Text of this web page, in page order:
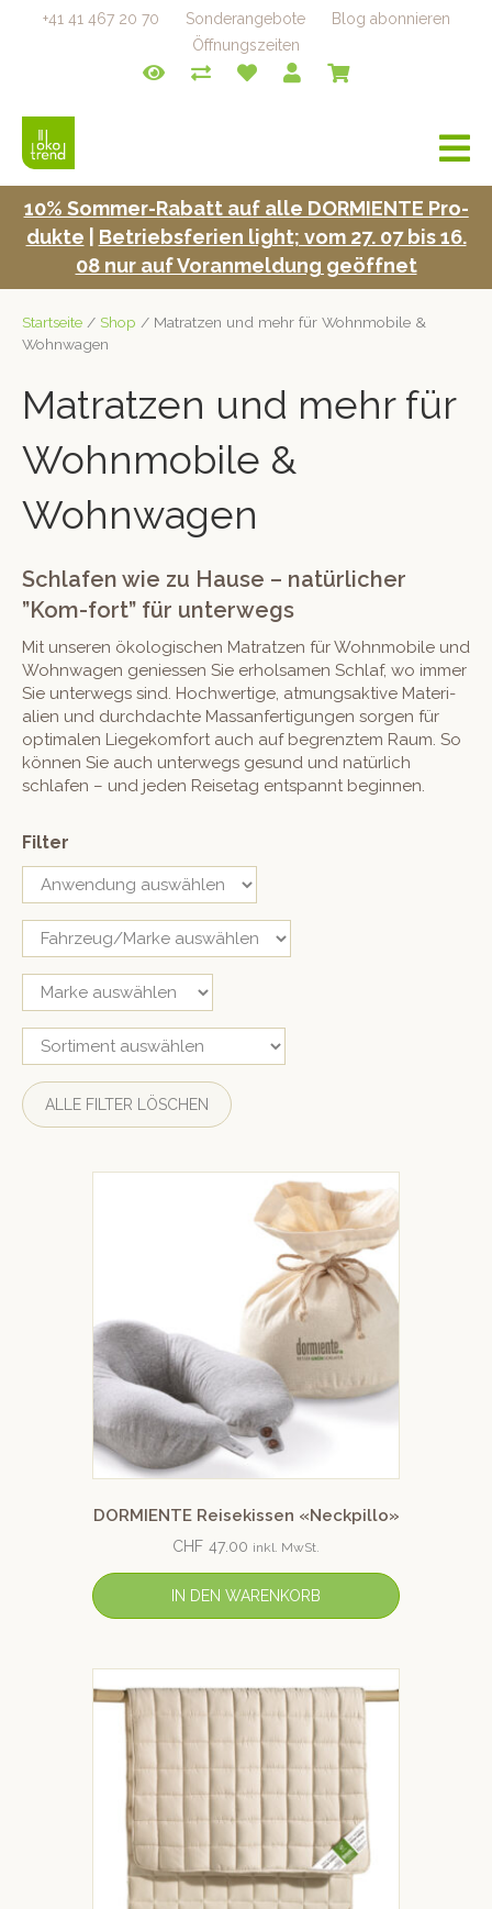
+41 41 467 20 70 Sonderangebote
Blog abonnieren
Öffnungszeiten
a
v
i
10% Som­mer-Rabatt auf alle DORMIENTE Pro­
duk­te
Betrieb­s­fe­rien light; vom 27. 07 bis 16.
08 nur auf Voran­mel­dung geöffnet
Startseite / Shop / Matratzen und mehr für Wohnmobile &
Wohnwagen
Matratzen und mehr für
Wohnmobile &
Wohnwagen
Schlafen wie zu Hause – natürlicher
”Kom-fort” für unterwegs
Mit unseren ökol­o­gis­chen Matratzen für Wohn­mo­bile und
Wohn­wa­gen geniessen Sie erhol­samen Schlaf, wo immer
Sie unter­wegs sind. Hochw­er­tige, atmungsak­tive Mate­ri­
alien und durch­dachte Mas­san­fer­ti­gun­gen sor­gen für
opti­malen Liegekom­fort auch auf begren­ztem Raum. So
kön­nen Sie auch unter­wegs gesund und natür­lich
schlafen – und jeden Reise­tag entspan­nt beginnen.
Filter
ALLE FILTER LÖSCHEN
DORMIENTE Reisekissen «Neckpillo»
CHF 47.00 inkl. MwSt.
IN DEN WARENKORB